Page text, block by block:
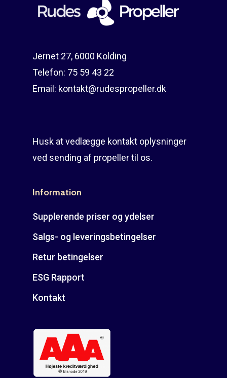
Jernet 27, 6000 Kolding
Telefon: 75 59 43 22
Email: kontakt@rudespropeller.dk
Husk at vedlægge kontakt oplysninger
ved sending af propeller til os.
Information
Supplerende priser og ydelser
Salgs- og leveringsbetingelser
Retur betingelser
ESG Rapport
Kontakt
Mercury guide
E: